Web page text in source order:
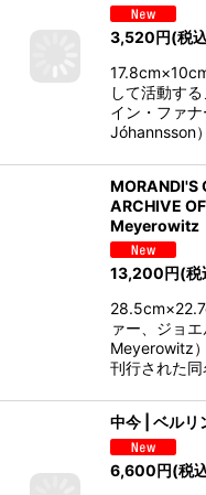
3,520円(税
して活動す
イン・ファ
Jóhannsson
MORANDI'S
ARCHIVE
Meyerowitz
13,200 円(税
ァー、ジョ
Meyerowitz
刊行された
中今 | ベル
6,600円(税